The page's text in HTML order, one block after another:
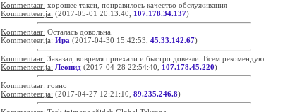
Kommentaar: хорошее такси, понравилось качество обслуживания
Kommenteerija: (2017-05-01 20:13:40, 107.178.34.137)
Kommentaar: Осталась довольна.
Kommenteerija: Ира (2017-04-30 15:42:53, 45.33.142.67)
Kommentaar: Заказал, вовремя приехали и быстро довезли. Всем рекомендую.
Kommenteerija: Леонид (2017-04-28 22:54:40, 107.178.45.220)
Kommentaar: говно
Kommenteerija: (2017-04-27 12:21:10, 89.235.246.8)